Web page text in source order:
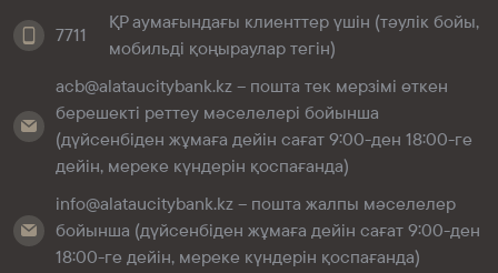
7711
ҚР аумағындағы клиенттер үшін (тәулік бойы,
мобильді қоңыраулар тегін)
acb@alataucitybank.kz – пошта тек мерзімі өткен
берешекті реттеу мәселелері бойынша
(дүйсенбіден жұмаға дейін сағат 9:00-ден 18:00-ге
дейін, мереке күндерін қоспағанда)
info@alataucitybank.kz – пошта жалпы мәселелер
бойынша (дүйсенбіден жұмаға дейін сағат 9:00-ден
18:00-ге дейін, мереке күндерін қоспағанда)